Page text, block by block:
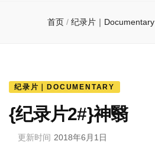
首页 / 纪录片｜Documentary
纪录片｜DOCUMENTARY
{纪录片2#}神翳
更新时间 2018年6月1日